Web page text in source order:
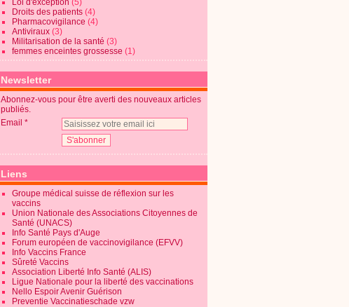
Loi d'exception (5)
Droits des patients (4)
Pharmacovigilance (4)
Antiviraux (3)
Militarisation de la santé (3)
femmes enceintes grossesse (1)
Newsletter
Abonnez-vous pour être averti des nouveaux articles
publiés.
Email
Liens
Groupe médical suisse de réflexion sur les
vaccins
Union Nationale des Associations Citoyennes de
Santé (UNACS)
Info Santé Pays d'Auge
Forum européen de vaccinovigilance (EFVV)
Info Vaccins France
Sûreté Vaccins
Association Liberté Info Santé (ALIS)
Ligue Nationale pour la liberté des vaccinations
Nello Espoir Avenir Guérison
Preventie Vaccinatieschade vzw